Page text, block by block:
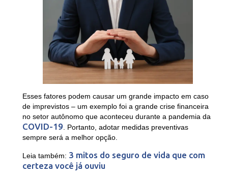
Esses fatores podem causar um grande impacto em caso
de imprevistos – um exemplo foi a grande crise financeira
no setor autônomo que aconteceu durante a pandemia da
COVID-19 . Portanto, adotar medidas preventivas
sempre será a melhor opção.
Leia também: 3 mitos do seguro de vida que com
certeza você já ouviu